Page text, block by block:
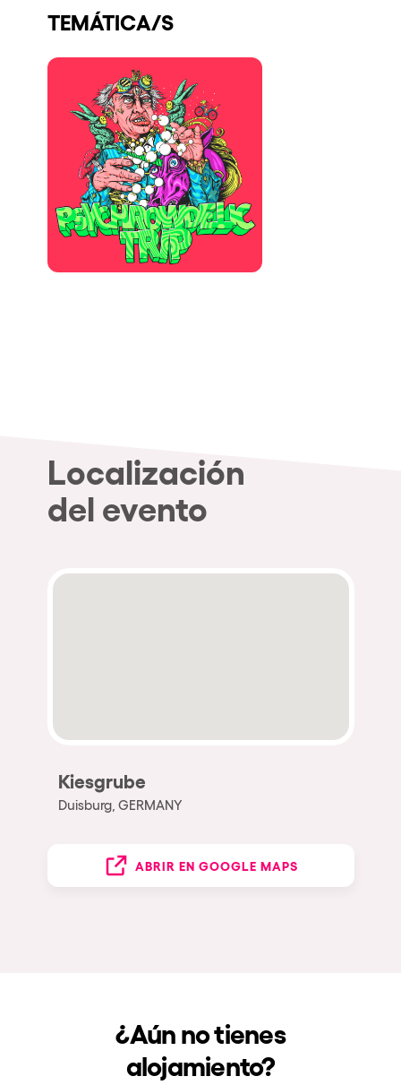
Quienes somos
¿Quieres trabajar con nosotros?
elrow News
Síguenos en tiktok
Síguenos en facebook
Síguenos en instagram
Síguenos en twitter
Síguenos en linkedin
Síguenos en youtube
Política de Privacidad
Política de Cookies
Aviso Legal
TEMÁTICA/S
Localización
del evento
Kiesgrube
Duisburg, GERMANY
ABRIR EN GOOGLE MAPS
¿Aún no tienes
alojamiento?